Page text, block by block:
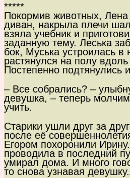
*****
Покормив животных, Лена
диван, накрыла плечи
взяла учебник и
заданную тему. Леська
бок, Муська устроилась в
растянулся на полу
Постепенно подтянулись
– Все собрались? –
девушка, – теперь
учить.
Старики ушли друг за
после её
Егором похоронили
проводила в последний
умирал дома. И много
то снова узнавая девушку.